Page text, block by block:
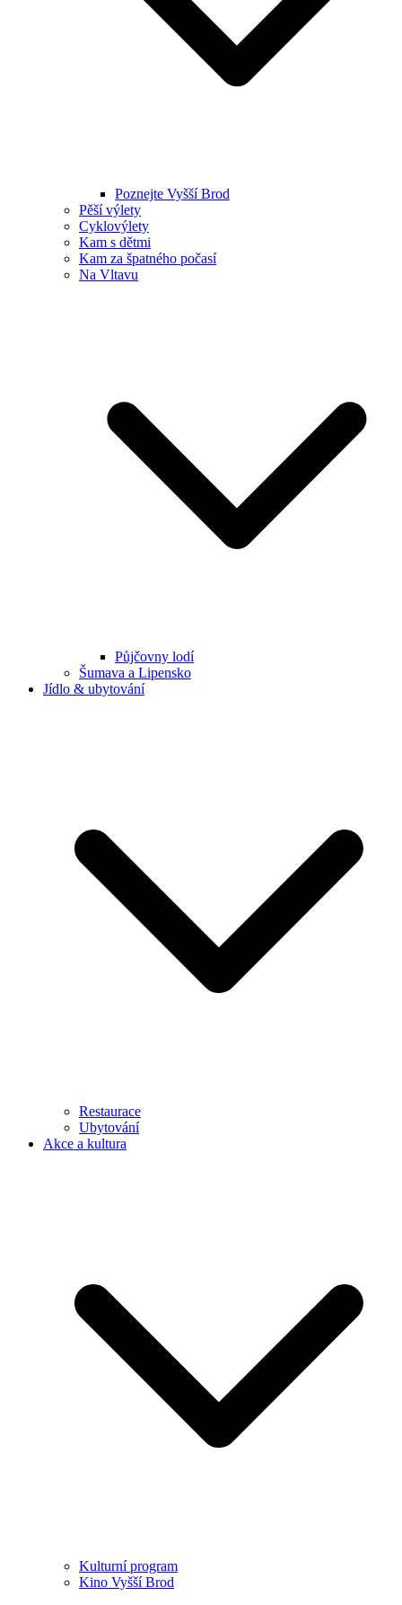
Poznejte Vyšší Brod
Pěší výlety
Cyklovýlety
Kam s dětmi
Kam za špatného počasí
Na Vltavu
Půjčovny lodí
Šumava a Lipensko
Jídlo & ubytování
Restaurace
Ubytování
Akce a kultura
Kulturní program
Kino Vyšší Brod